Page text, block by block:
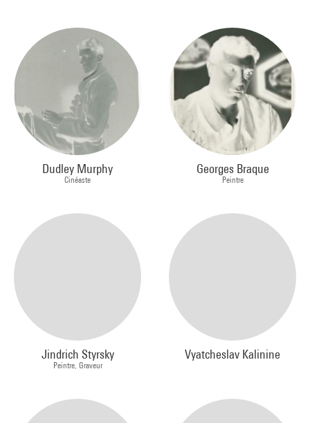
Dudley Murphy
Cinéaste
Georges Braque
Peintre
Jindrich Styrsky
Peintre, Graveur
Vyatcheslav Kalinine